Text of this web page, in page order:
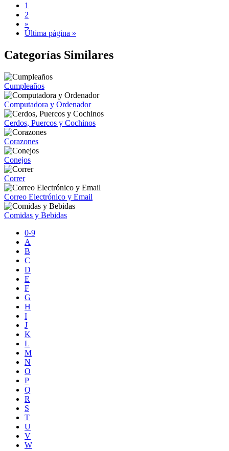
1
2
»
Última página »
Categorías Similares
Cumpleaños
Computadora y Ordenador
Cerdos, Puercos y Cochinos
Corazones
Conejos
Correr
Correo Electrónico y Email
Comidas y Bebidas
0-9
A
B
C
D
E
F
G
H
I
J
K
L
M
N
O
P
Q
R
S
T
U
V
W